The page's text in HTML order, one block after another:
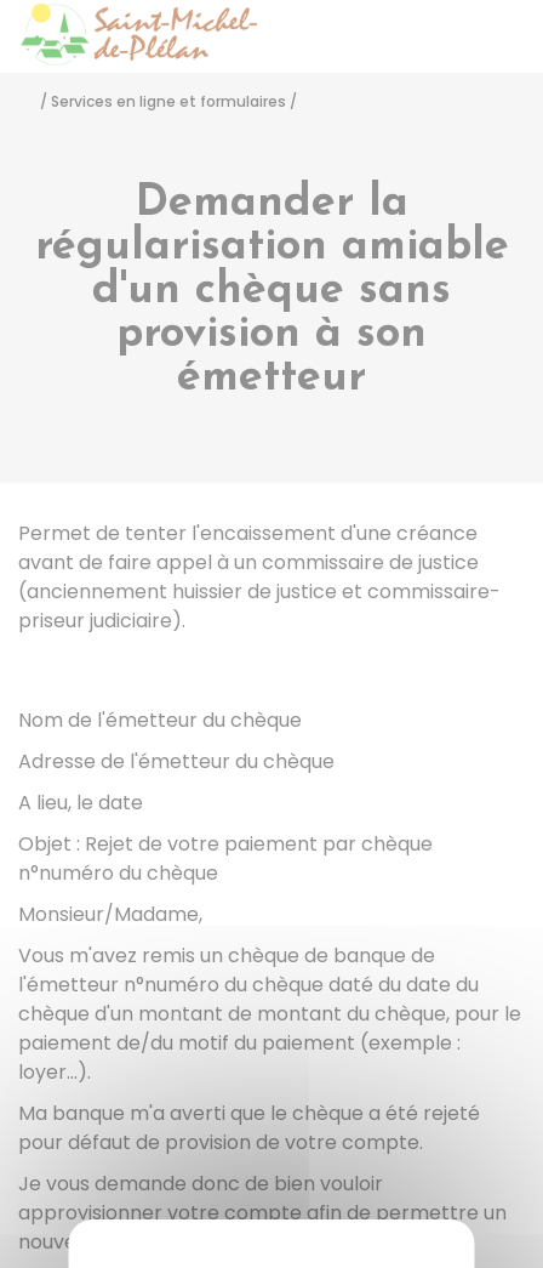
/ Services en ligne et formulaires /
Demander la
régularisation amiable
d'un chèque sans
provision à son
émetteur
Permet de tenter l'encaissement d'une créance
avant de faire appel à un commissaire de justice
(anciennement huissier de justice et commissaire-
priseur judiciaire).
Nom de l'émetteur du chèque
Adresse de l'émetteur du chèque
A lieu, le date
Objet : Rejet de votre paiement par chèque
n°numéro du chèque
Monsieur/Madame,
Vous m'avez remis un chèque de banque de
l'émetteur n°numéro du chèque daté du date du
chèque d'un montant de montant du chèque, pour le
paiement de/du motif du paiement (exemple :
loyer...).
Ma banque m'a averti que le chèque a été rejeté
pour défaut de provision de votre compte.
Je vous demande donc de bien vouloir
approvisionner votre compte afin de permettre un
nouveau paiement.